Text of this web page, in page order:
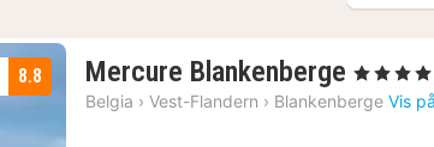
8.8 Mercure Blankenberge 1
natt
, 4 Stjerner
Belgia › Vest-Flandern › Blankenberge Vis